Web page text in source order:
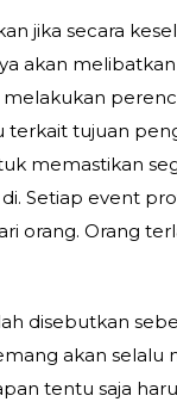
jika secara
akan
melakukan
terkait tujuan
memastikan
Setiap event
orang. Orang
disebutkan
akan selalu
tentu saja